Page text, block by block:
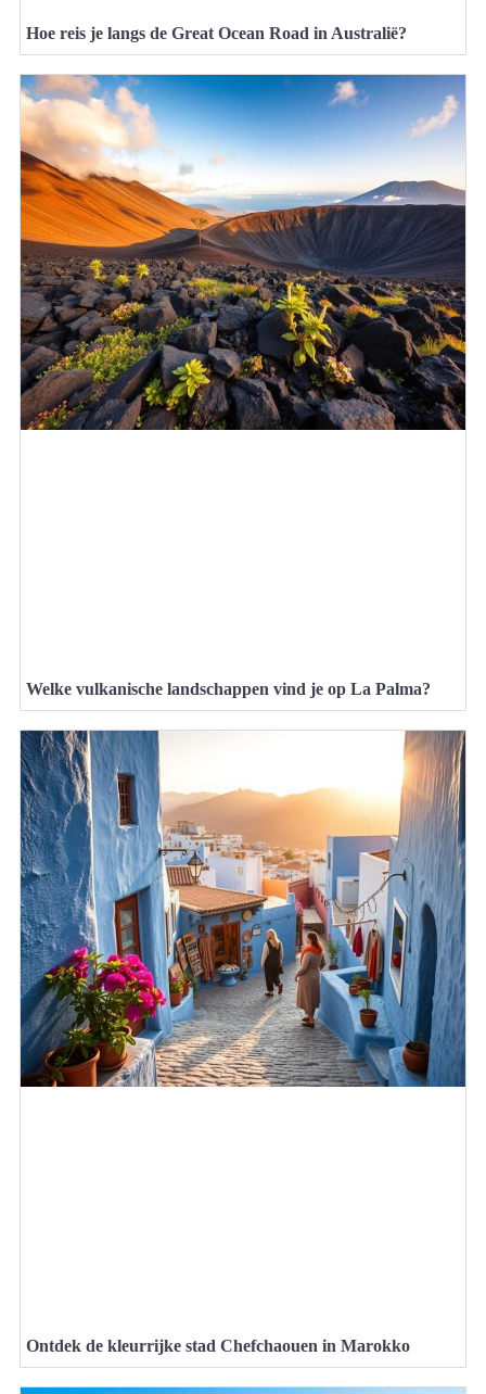
Hoe reis je langs de Great Ocean Road in Australië?
Welke vulkanische landschappen vind je op La Palma?
Ontdek de kleurrijke stad Chefchaouen in Marokko